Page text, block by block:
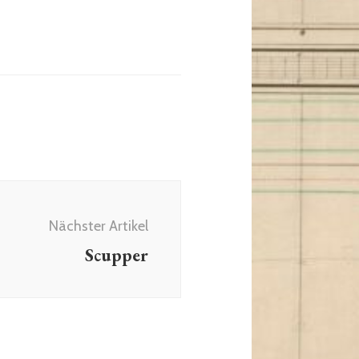
Nächster Artikel
Scupper